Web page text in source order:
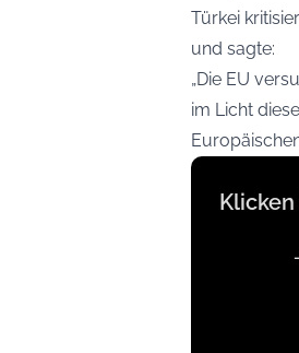
Türkei
und sagte:
„Die EU
im Licht
Display
content